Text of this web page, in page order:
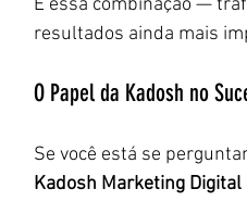
E essa combinação —
resultados ainda mais
O Papel da Kadosh no
Se você está se
Kadosh Marketing Digital